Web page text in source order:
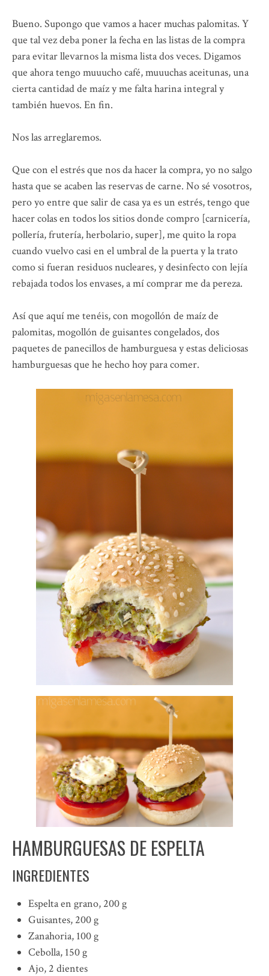
Bueno. Supongo que vamos a hacer muchas palomitas. Y
que tal vez deba poner la fecha en las listas de la compra
para evitar llevarnos la misma lista dos veces. Digamos
que ahora tengo muuucho café, muuuchas aceitunas, una
cierta cantidad de maíz y me falta harina integral y
también huevos. En fin.
Nos las arreglaremos.
Que con el estrés que nos da hacer la compra, yo no salgo
hasta que se acaben las reservas de carne. No sé vosotros,
pero yo entre que salir de casa ya es un estrés, tengo que
hacer colas en todos los sitios donde compro [carnicería,
pollería, frutería, herbolario, super], me quito la ropa
cuando vuelvo casi en el umbral de la puerta y la trato
como si fueran residuos nucleares, y desinfecto con lejía
rebajada todos los envases, a mí comprar me da pereza.
Así que aquí me tenéis, con mogollón de maíz de
palomitas, mogollón de guisantes congelados, dos
paquetes de panecillos de hamburguesa y estas deliciosas
hamburguesas que he hecho hoy para comer.
HAMBURGUESAS DE ESPELTA
INGREDIENTES
Espelta en grano, 200 g
Guisantes, 200 g
Zanahoria, 100 g
Cebolla, 150 g
Ajo, 2 dientes